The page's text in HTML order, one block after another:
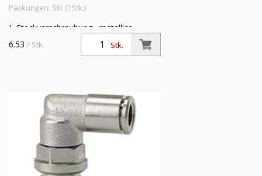
Packungen: Stk (1Stk.)
L-Steckverschraubung »metallica«,
drehbar, G 3/8 a., für Schlauch-Außen-Ø
8 mm, Arbeitsdruck max. 16 bar,
Stk.
6.53 / Stk.